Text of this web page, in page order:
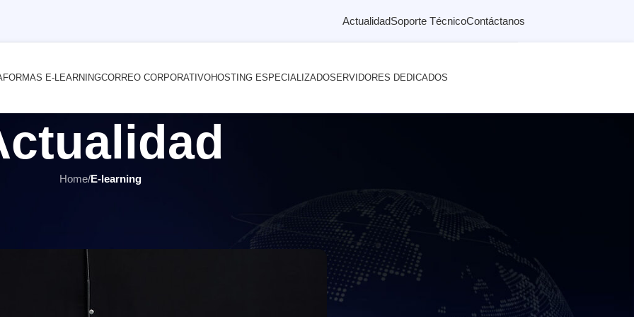
ActualidadSoporte TécnicoContáctanos
E-LEARNINGCORREO CORPORATIVOHOSTING ESPECIALIZADOSERVIDORES DEDICADOS
Home/E-learning
el 23 mayo, 2021